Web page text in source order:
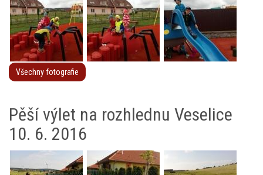
Všechny fotografie
Pěší výlet na rozhlednu Veselice
10. 6. 2016